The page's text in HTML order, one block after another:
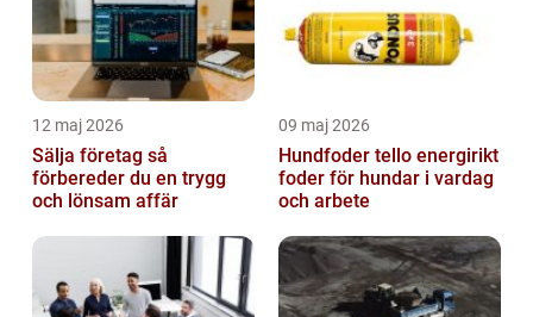
12 maj 2026
Sälja företag så
förbereder du en trygg
och lönsam affär
09 maj 2026
Hundfoder tello energirikt
foder för hundar i vardag
och arbete